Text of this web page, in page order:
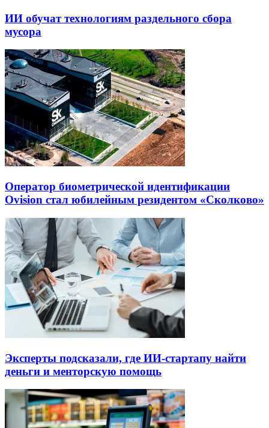
ИИ обучат технологиям раздельного сбора
мусора
Оператор биометрической идентификации
Ovision стал юбилейным резидентом «Сколково»
Эксперты подсказали, где ИИ-стартапу найти
деньги и менторскую помощь